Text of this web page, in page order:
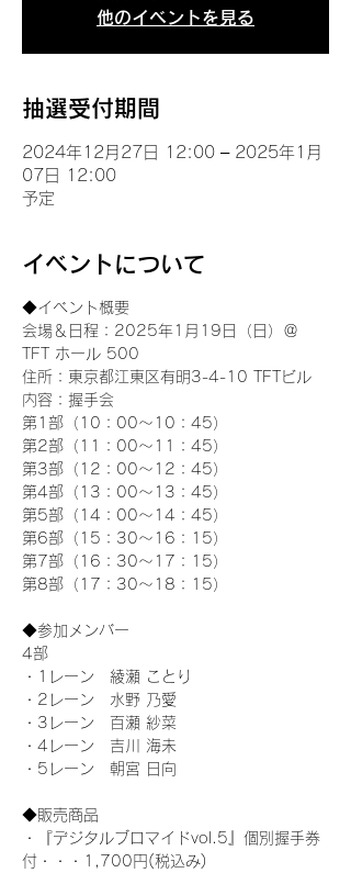
他のイベントを見る
抽選受付期間
2024年12月27日 12:00 – 2025年1月
07日 12:00
予定
イベントについて
◆イベント概要
会場＆日程：2025年1月19日（日）＠
TFT ホール 500
住所：東京都江東区有明3-4-10 TFTビル
内容：握手会
第1部（10：00～10：45）
第2部（11：00～11：45）
第3部（12：00～12：45）
第4部（13：00～13：45）
第5部（14：00～14：45）
第6部（15：30～16：15）
第7部（16：30～17：15）
第8部（17：30～18：15）
◆参加メンバー
4部
・1レーン　綾瀬 ことり
・2レーン　水野 乃愛
・3レーン　百瀬 紗菜
・4レーン　吉川 海未
・5レーン　朝宮 日向
◆販売商品
・『デジタルブロマイドvol.5』個別握手券
付・・・1,700円(税込み)